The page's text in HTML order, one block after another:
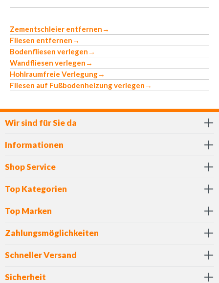
Zementschleier entfernen →
Fliesen entfernen →
Bodenfliesen verlegen →
Wandfliesen verlegen →
Hohlraumfreie Verlegung→
Fliesen auf Fußbodenheizung verlegen →
Wir sind für Sie da
Informationen
Shop Service
Top Kategorien
Top Marken
Zahlungsmöglichkeiten
Schneller Versand
Sicherheit